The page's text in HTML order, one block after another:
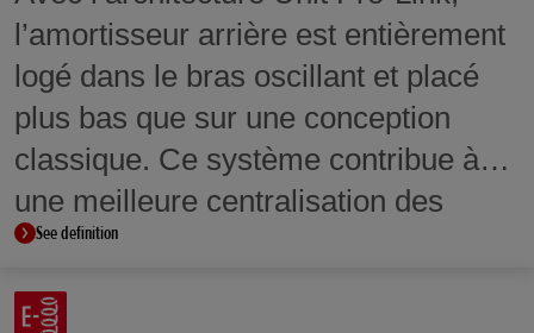
l’amortisseur arrière est entièrement
logé dans le bras oscillant et placé
plus bas que sur une conception
classique. Ce système contribue à
une meilleure centralisation des
masses.
See definition